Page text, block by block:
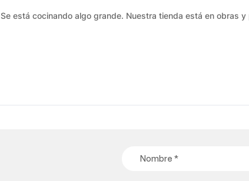
Se está cocinando algo grande. Nuestra tienda está en obras